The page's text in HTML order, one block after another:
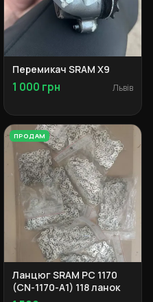
Перемикач SRAM X9
1 000 грн Львів
ПРОДАМ
Ланцюг SRAM PC 1170
(CN-1170-A1) 118 ланок